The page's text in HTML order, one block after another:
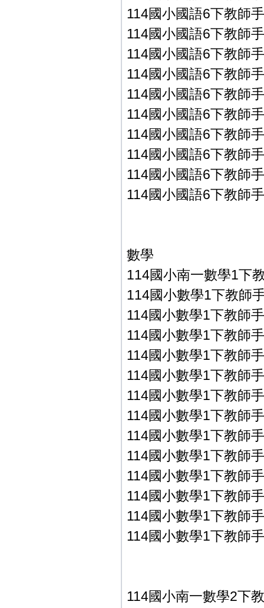
114國小國語6下教師
114國小國語6下教師
114國小國語6下教師
114國小國語6下教師
114國小國語6下教師
114國小國語6下教師
114國小國語6下教師
114國小國語6下教師
114國小國語6下教師
114國小國語6下教師
數學
114國小南一數學1下
114國小數學1下教師
114國小數學1下教師
114國小數學1下教師
114國小數學1下教師
114國小數學1下教師
114國小數學1下教師
114國小數學1下教師
114國小數學1下教師
114國小數學1下教師
114國小數學1下教師
114國小數學1下教師
114國小數學1下教師
114國小數學1下教師
114國小南一數學2下